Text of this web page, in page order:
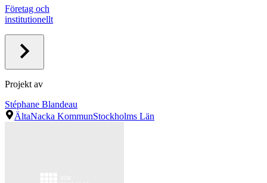
Företag och
institutionellt
Projekt av
Stéphane Blandeau
ÄltaNacka KommunStockholms Län